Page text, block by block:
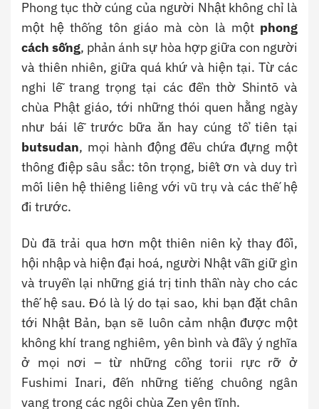
Phong tục thờ cúng của người Nhật không chỉ là
một hệ thống tôn giáo mà còn là một phong
cách sống, phản ánh sự hòa hợp giữa con người
và thiên nhiên, giữa quá khứ và hiện tại. Từ các
nghi lễ trang trọng tại các đền thờ Shintō và
chùa Phật giáo, tới những thói quen hằng ngày
như bái lễ trước bữa ăn hay cúng tổ tiên tại
butsudan, mọi hành động đều chứa đựng một
thông điệp sâu sắc: tôn trọng, biết ơn và duy trì
mối liên hệ thiêng liêng với vũ trụ và các thế hệ
đi trước.
Dù đã trải qua hơn một thiên niên kỷ thay đổi,
hội nhập và hiện đại hoá, người Nhật vẫn giữ gìn
và truyền lại những giá trị tinh thần này cho các
thế hệ sau. Đó là lý do tại sao, khi bạn đặt chân
tới Nhật Bản, bạn sẽ luôn cảm nhận được một
không khí trang nghiêm, yên bình và đầy ý nghĩa
ở mọi nơi – từ những cổng torii rực rỡ ở
Fushimi Inari, đến những tiếng chuông ngân
vang trong các ngôi chùa Zen yên tĩnh.